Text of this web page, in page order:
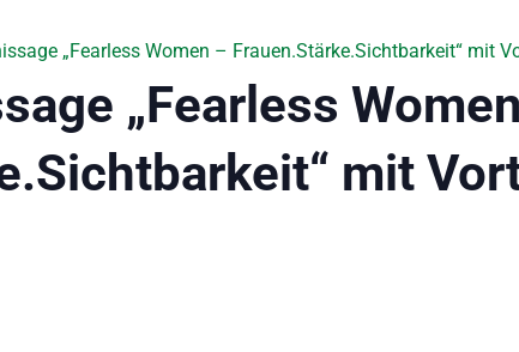
„Fearless Women – Frauen.Stärke.Sichtbarkeit“ mit
„Fearless
mit